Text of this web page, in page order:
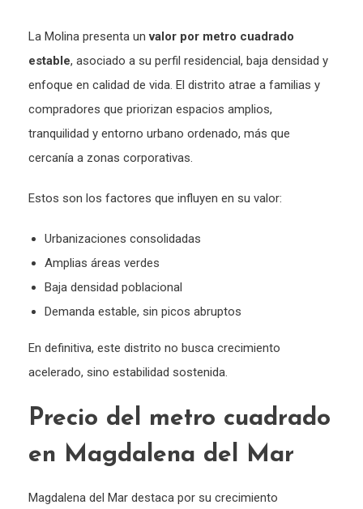
La Molina presenta unvalor por metro cuadrado
estable, asociado a su perfil residencial, baja densidad y
enfoque en calidad de vida. El distrito atrae a familias y
compradores que priorizan espacios amplios,
tranquilidad y entorno urbano ordenado, más que
cercanía a zonas corporativas.
Estos son los factores que influyen en su valor:
Urbanizaciones consolidadas
Amplias áreas verdes
Baja densidad poblacional
Demanda estable, sin picos abruptos
En definitiva, este distrito no busca crecimiento
acelerado, sino estabilidad sostenida.
Precio del metro cuadrado
en Magdalena del Mar
Magdalena del Mar destaca por su crecimiento